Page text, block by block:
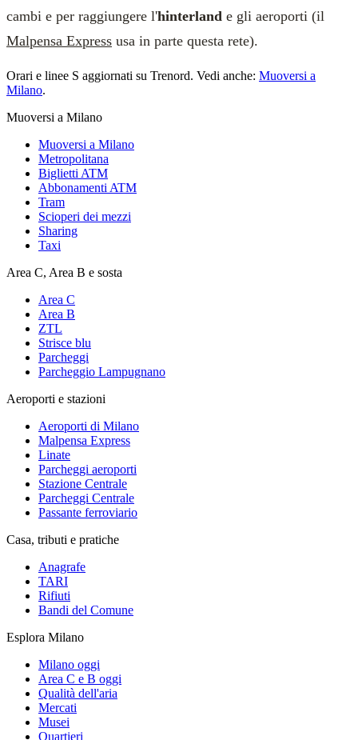
cambi e per raggiungere l'hinterland e gli aeroporti (il
Malpensa Express usa in parte questa rete).
Orari e linee S aggiornati su Trenord. Vedi anche: Muoversi a
Milano.
Muoversi a Milano
Muoversi a Milano
Metropolitana
Biglietti ATM
Abbonamenti ATM
Tram
Scioperi dei mezzi
Sharing
Taxi
Area C, Area B e sosta
Area C
Area B
ZTL
Strisce blu
Parcheggi
Parcheggio Lampugnano
Aeroporti e stazioni
Aeroporti di Milano
Malpensa Express
Linate
Parcheggi aeroporti
Stazione Centrale
Parcheggi Centrale
Passante ferroviario
Casa, tributi e pratiche
Anagrafe
TARI
Rifiuti
Bandi del Comune
Esplora Milano
Milano oggi
Area C e B oggi
Qualità dell'aria
Mercati
Musei
Quartieri